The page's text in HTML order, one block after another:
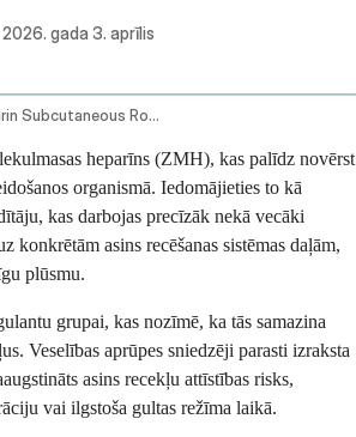
2026. gada 3. aprīlis
Ardeparin Subcutaneous Route
heparīns (ZMH), kas palīdz novērst
organismā. Iedomājieties to kā
kas darbojas precīzāk nekā vecāki
konkrētām asins recēšanas sistēmas daļām,
plūsmu.
grupai, kas nozīmē, ka tās samazina
Veselības aprūpes sniedzēji parasti izraksta
asins recekļu attīstības risks,
vai ilgstoša gultas režīma laikā.